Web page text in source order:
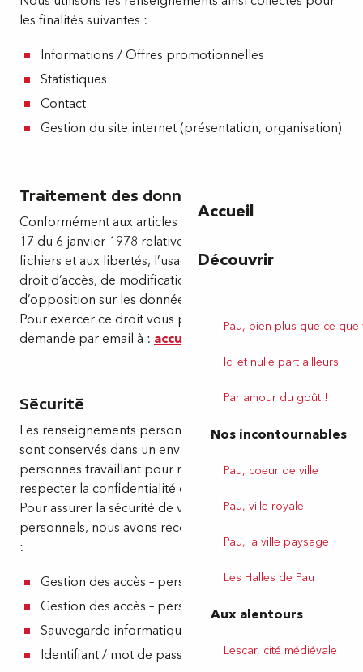
Accueil
Découvrir
Pau, bien plus que ce
Ici et nulle part ailleurs
Par amour du goût !
Nos incontournables
Pau, coeur de ville
Pau, ville royale
Pau, la ville paysage
Les Halles de Pau
Aux alentours
Lescar, cité médiévale
les finalités suivantes :
Informations / Offres promotionnelles
Statistiques
Contact
Gestion du site internet (présentation, organisation)
Traitement des données personnelles
Conformément aux articles 38 et suivants de la loi n°78-
17 du 6 janvier 1978 relative à l’informatique, aux
fichiers et aux libertés, l’usager du service dispose d’un
droit d’accès, de modification, de rectification et
d’opposition sur les données qui le concernent.
Pour exercer ce droit vous pouvez envoyer votre
demande par email à : accueil@tourismepau.fr
Sécurité
Les renseignements personnels que nous collectons
sont conservés dans un environnement sécurisé. Les
personnes travaillant pour nous sont tenues de
respecter la confidentialité de vos informations.
Pour assurer la sécurité de vos renseignements
personnels, nous avons recours aux mesures suivantes
:
Gestion des accès – personne autorisée
Gestion des accès – personne concernée
Sauvegarde informatique
Identifiant / mot de passe